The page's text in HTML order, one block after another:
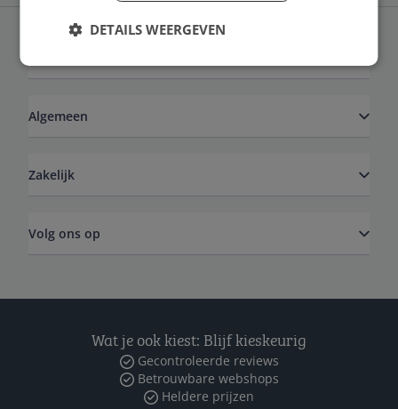
Algemeen
Zakelijk
Volg ons op
Wat je ook kiest: Blijf kieskeurig
Gecontroleerde reviews
Betrouwbare webshops
Heldere prijzen
DETAILS WEERGEVEN